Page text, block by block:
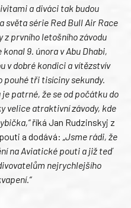
a diváci tak budou
série Red Bull Air Race
z prvního letošního závodu
9. února v Abu Dhabi,
v dobré kondici a vítězstvív
pouhé tři tisíciny sekundy.
patrné, že se od počátku do
velice atraktivní závody, kde
říká Jan Rudzinskyj z
a dodává: „Jsme rádi, že
na Aviatické pouti a již teď
nejrychlejšího